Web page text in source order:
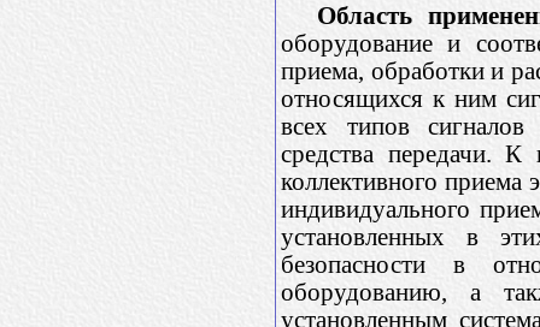
Область
оборудование и
приема, обработки и
относящихся к ним
всех типов
средства передачи. К
коллективного приема
индивидуального
установленных в
безопасности в
оборудованию, а
установленным